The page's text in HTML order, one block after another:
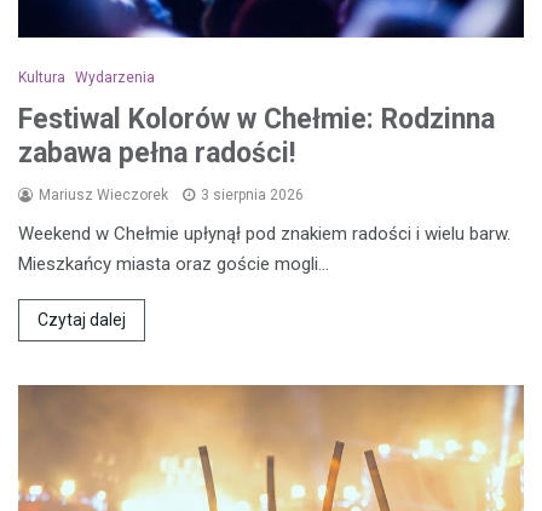
Kultura Wydarzenia
Festiwal Kolorów w Chełmie: Rodzinna
zabawa pełna radości!
Mariusz Wieczorek 3 sierpnia 2026
Weekend w Chełmie upłynął pod znakiem radości i wielu barw.
Mieszkańcy miasta oraz goście mogli…
Czytaj dalej